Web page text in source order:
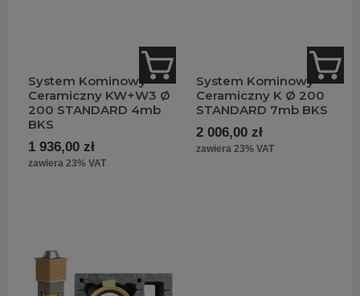
System Kominowy
Ceramiczny KW+W3 Ø
200 STANDARD 4mb
BKS
1 936,00 zł
zawiera 23% VAT
System Kominowy
Ceramiczny K Ø 200
STANDARD 7mb BKS
2 006,00 zł
zawiera 23% VAT